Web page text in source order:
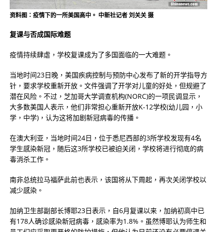
资料图：疫情下的一所美国高中。 中新社记者 刘关关 摄
复课与否成国际难题
疫情持续肆虐，学校复课成为了多国面临的一大难题。
当地时间23日晚，美国疾病控制与预防中心发布了新的开学指导方
针，要求学校重新开放。文件强调了开学对儿童的好处，但规避了
潜在风险。不过，芝加哥大学调查机构(NORC)的一项民调显示，
大多数美国人表示，他们非常担心重新开放K-12学校(幼儿园，小
学，中学)，认为这将加剧新冠病毒的传播。
在澳大利亚，当地时间24日，位于悉尼西部的3所学校发现有4名
学生感染新冠，随后这3所学校已被迫关闭，学校将进行彻底的病
毒消杀工作。
南非总统拉马福萨此前也表示，该国将从下周起，再次关闭学校以
减少感染。
加纳卫生部副部长博耶23日表示，自6月复课以来，加纳初高中已
有178人确诊感染新冠病毒，感染率为1.8%。虽然博耶认为师生和